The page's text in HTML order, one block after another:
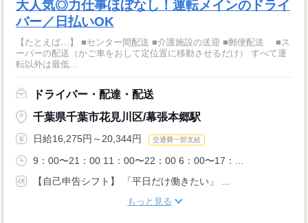
大人気◎力仕事ほぼなし！運転メインのドライ
バー／日払いOK
【たとえば…】 ■センター間配送 ■介護施設の送迎 ■郵便配送 ■ス
ーパーの配送（かご車をおして定位置に移動させるだけ） すべて運
転以外は最低...
ドライバー・配達・配送
千葉県千葉市花見川区/幕張本郷駅
日給16,275円～20,344円 交通費一部支給
9：00〜21：00 11：00〜22：00 6：00〜17：...
【自己申告シフト】 「平日だけ働きたい」 ...
もっと見る